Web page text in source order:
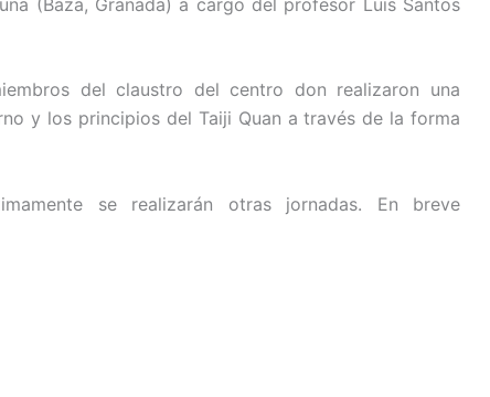
del claustro del centro don realizaron una
y los principios del Taiji Quan a través de la forma
se realizarán otras jornadas. En breve